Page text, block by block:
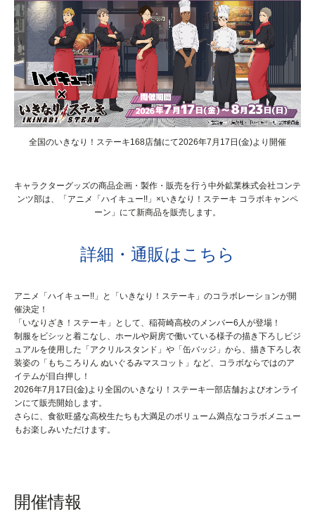
全国のいきなり！ステーキ168店舗にて2026年7月17日(金)より開催
キャラクターグッズの商品企画・製作・販売を行う中外鉱業株式会社コンテ
ンツ部は、「アニメ「ハイキュー!!」×いきなり！ステーキ コラボキャンペ
ーン」にて新商品を販売します。
詳細・通販はこちら
アニメ「ハイキュー!!」と「いきなり！ステーキ」のコラボレーションが開
催決定！
「いなりざき！ステーキ」として、稲荷崎高校のメンバー6人が登場！
制服をビシッと着こなし、ホールや厨房で働いている様子の描き下ろしビジ
ュアルを使用した「アクリルスタンド」や「缶バッジ」から、描き下ろし衣
装姿の「もちころりん ぬいぐるみマスコット」など、コラボならではのア
イテムが目白押し！
2026年7月17日(金)より全国のいきなり！ステーキ一部店舗およびオンライ
ンにて販売開始します。
さらに、食欲旺盛な高校生たちも大満足のボリューム満点なコラボメニュー
もお楽しみいただけます。
開催情報